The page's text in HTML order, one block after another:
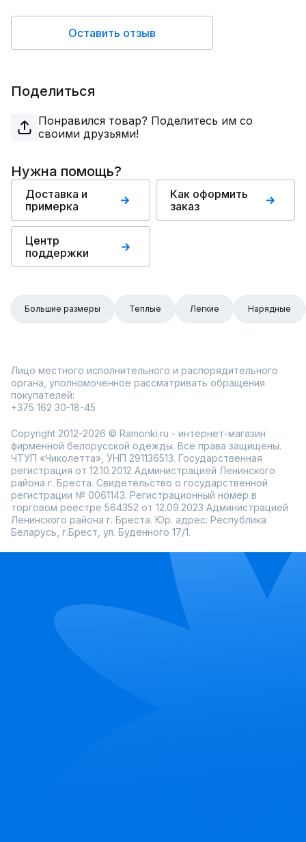
Оставить отзыв
Поделиться
Понравился товар? Поделитесь им со
своими друзьями!
Нужна помощь?
Доставка и
примерка
Как оформить
заказ
Центр
поддержки
Большие размеры Теплые Легкие Нарядные
Лицо местного исполнительного и распорядительного
органа, уполномоченное рассматривать обращения
покупателей:
+375 162 30-18-45
Copyright 2012-2026 © Ramonki.ru - интернет-магазин
фирменной белорусской одежды. Все права защищены.
ЧТУП «Чиколетта», УНП 291136513. Государственная
регистрация от 12.10.2012 Администрацией Ленинского
района г. Бреста. Свидетельство о государственной
регистрации № 0061143. Регистрационный номер в
торговом реестре 564352 от 12.09.2023 Администрацией
Ленинского района г. Бреста. Юр. адрес: Республика
Беларусь, г.Брест, ул. Буденного 17/1.